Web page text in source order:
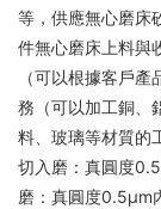
等，供應無心磨床
件無心磨床上料與
（可以根據客戶
務（可以加工銅、
料、玻璃等材質的
切入磨：真圓度
磨：真圓度0.5μm